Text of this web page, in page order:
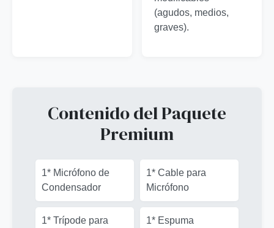
(agudos, medios,
graves).
Contenido del Paquete
Premium
1* Micrófono de
Condensador
1* Cable para
Micrófono
1* Trípode para
1* Espuma